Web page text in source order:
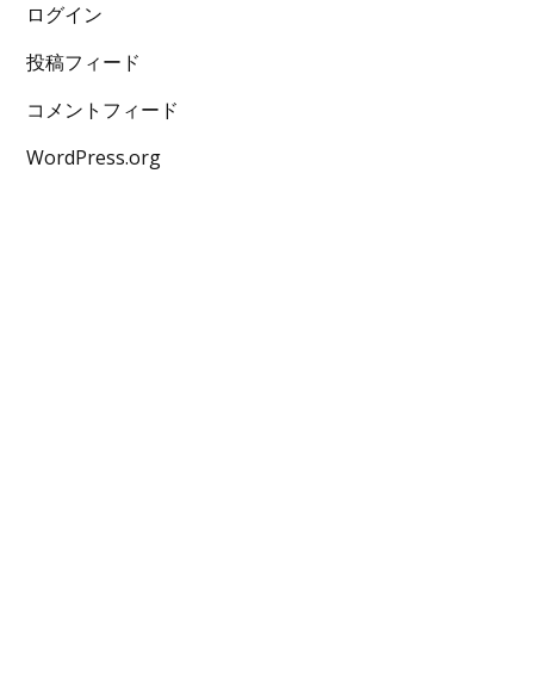
ログイン
投稿フィード
コメントフィード
WordPress.org